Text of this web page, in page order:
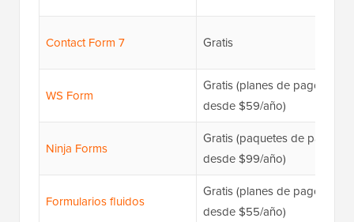
Contact Form 7 Gratis
WS Form
Gratis (planes de pago
desde $59/año)
Ninja Forms
Gratis (paquetes de pago
desde $99/año)
Formularios fluidos
Gratis (planes de pago
desde $55/año)